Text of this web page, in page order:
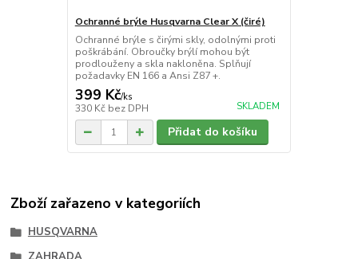
Ochranné brýle Husqvarna Clear X (čiré)
Ochranné brýle s čirými skly, odolnými proti
poškrábání. Obroučky brýlí mohou být
prodlouženy a skla nakloněna. Splňují
požadavky EN 166 a Ansi Z87 +.
399 Kč/ks
330 Kč bez DPH SKLADEM
Přidat do košíku
Zboží zařazeno v kategoriích
HUSQVARNA